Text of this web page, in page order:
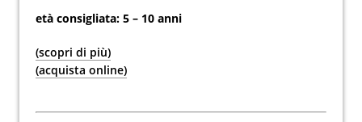
età consigliata: 5 – 10 anni
(scopri di più)
(acquista online)